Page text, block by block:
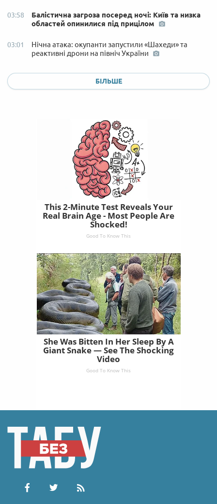
03:58
Балістична загроза посеред ночі: Київ та низка
областей опинилися під прицілом
03:01
Нічна атака: окупанти запустили «Шахеди» та
реактивні дрони на північ України
БІЛЬШЕ
This 2-Minute Test Reveals Your
Real Brain Age - Most People Are
Shocked!
Good To Know This
She Was Bitten In Her Sleep By A
Giant Snake — See The Shocking
Video
Good To Know This